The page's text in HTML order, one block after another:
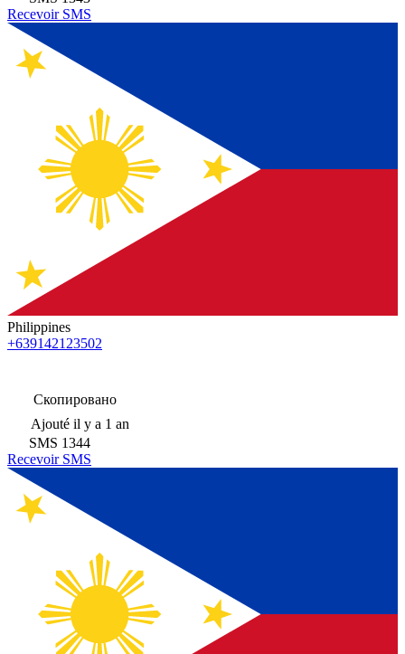
Recevoir SMS
Philippines
+639142123502
Скопировано
Ajouté il y a 1 an
SMS 1344
Recevoir SMS